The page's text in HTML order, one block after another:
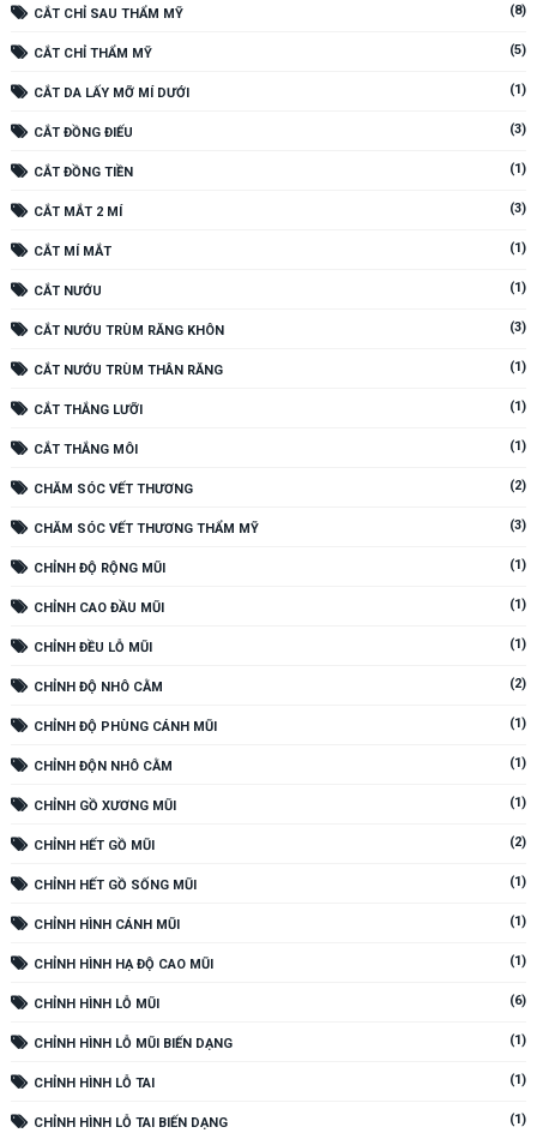
CẮT CHỈ SAU THẨM MỸ (8)
CẮT CHỈ THẨM MỸ (5)
CẮT DA LẤY MỠ MÍ DƯỚI (1)
CẮT ĐỒNG ĐIẾU (3)
CẮT ĐỒNG TIỀN (1)
CẮT MẮT 2 MÍ (3)
CẮT MÍ MẮT (1)
CẮT NƯỚU (1)
CẮT NƯỚU TRÙM RĂNG KHÔN (3)
CẮT NƯỚU TRÙM THÂN RĂNG (1)
CẮT THẮNG LƯỠI (1)
CẮT THẮNG MÔI (1)
CHĂM SÓC VẾT THƯƠNG (2)
CHĂM SÓC VẾT THƯƠNG THẨM MỸ (3)
CHỈNH ĐỘ RỘNG MŨI (1)
CHỈNH CAO ĐẦU MŨI (1)
CHỈNH ĐỀU LỖ MŨI (1)
CHỈNH ĐỘ NHÔ CẰM (2)
CHỈNH ĐỘ PHÙNG CÁNH MŨI (1)
CHỈNH ĐỘN NHÔ CẰM (1)
CHỈNH GỒ XƯƠNG MŨI (1)
CHỈNH HẾT GỒ MŨI (2)
CHỈNH HẾT GỒ SỐNG MŨI (1)
CHỈNH HÌNH CÁNH MŨI (1)
CHỈNH HÌNH HẠ ĐỘ CAO MŨI (1)
CHỈNH HÌNH LỖ MŨI (6)
CHỈNH HÌNH LỖ MŨI BIẾN DẠNG (1)
CHỈNH HÌNH LỖ TAI (1)
CHỈNH HÌNH LỖ TAI BIẾN DẠNG (1)